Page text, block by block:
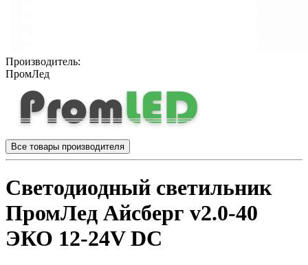
Производитель:
ПромЛед
Все товары производителя
Светодиодный светильник
ПромЛед Айсберг v2.0-40
ЭКО 12-24V DC